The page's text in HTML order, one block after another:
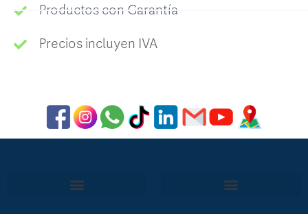
Productos con Garantía
Precios incluyen IVA